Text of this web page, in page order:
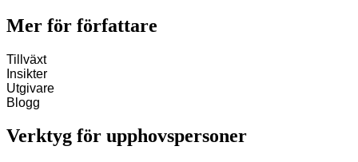
Mer för författare
Tillväxt
Insikter
Utgivare
Blogg
Verktyg för upphovspersoner